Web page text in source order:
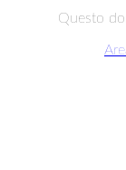
Questo